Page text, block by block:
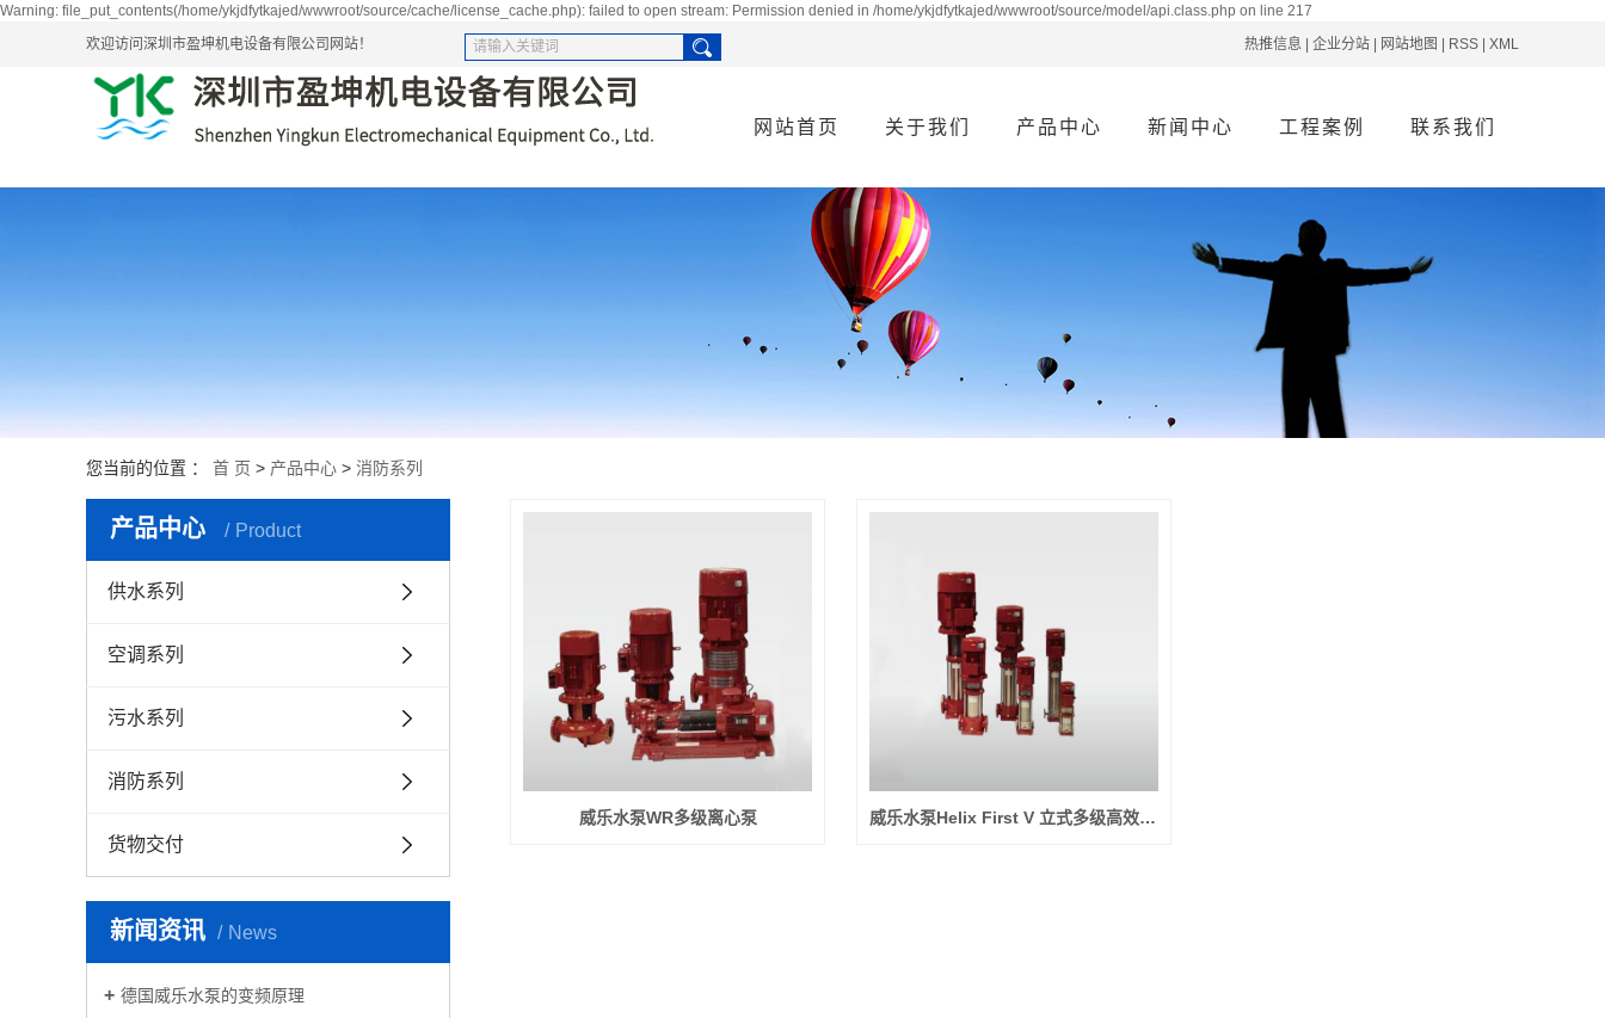
Warning: file_put_contents(/home/ykjdfytkajed/wwwroot/source/cache/license_cache.php): failed to open stream: Permission denied in /home/ykjdfytkajed/wwwroot/source/model/api.class.php on line 217
欢迎访问深圳市盈坤机电设备有限公司网站！
热推信息 企业分站 网站地图 RSS XML
网站首页 关于我们
公司简介
资质荣誉
产品中心
消防系列
货物交付
新闻中心
行业资讯
工程案例 联系我们
您当前的位置 ： 首 页 > 产品中心 > 消防系列
产品中心 Product
供水系列
空调系列
污水系列
消防系列
货物交付
新闻资讯 News
德国威乐水泵的变频原理
威乐水泵WR多级离心泵 威乐水泵Helix First V 立式多级高效高压离心泵